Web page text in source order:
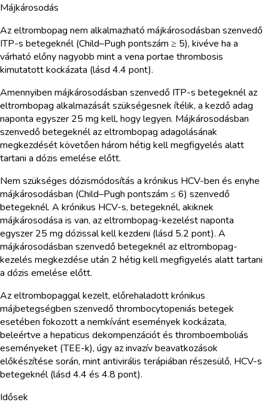
Májkárosodás
Az eltrombopag nem alkalmazható májkárosodásban szenvedő
ITP-s betegeknél (Child–Pugh pontszám ≥ 5), kivéve ha a
várható előny nagyobb mint a vena portae thrombosis
kimutatott kockázata (lásd 4.4 pont).
Amennyiben májkárosodásban szenvedő ITP-s betegeknél az
eltrombopag alkalmazását szükségesnek ítélik, a kezdő adag
naponta egyszer 25 mg kell, hogy legyen. Májkárosodásban
szenvedő betegeknél az eltrombopag adagolásának
megkezdését követően három hétig kell megfigyelés alatt
tartani a dózis emelése előtt.
Nem szükséges dózismódosítás a krónikus HCV-ben és enyhe
májkárosodásban (Child–Pugh pontszám ≤ 6) szenvedő
betegeknél. A krónikus HCV-s, betegeknél, akiknek
májkárosodása is van, az eltrombopag-kezelést naponta
egyszer 25 mg dózissal kell kezdeni (lásd 5.2 pont). A
májkárosodásban szenvedő betegeknél az eltrombopag-
kezelés megkezdése után 2 hétig kell megfigyelés alatt tartani
a dózis emelése előtt.
Az eltrombopaggal kezelt, előrehaladott krónikus
májbetegségben szenvedő thrombocytopeniás betegek
esetében fokozott a nemkívánt események kockázata,
beleértve a hepaticus dekompenzációt és thromboemboliás
eseményeket (TEE-k), úgy az invazív beavatkozások
előkészítése során, mint antivirális terápiában részesülő, HCV-s
betegeknél (lásd 4.4 és 4.8 pont).
Idősek